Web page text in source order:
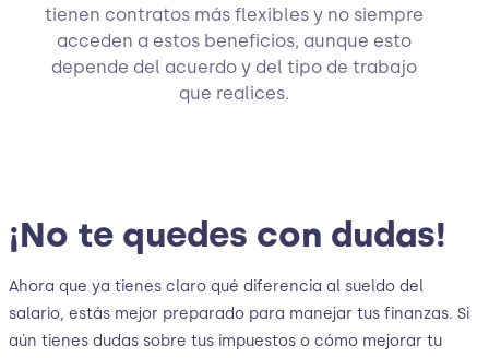
tienen contratos más flexibles y no siempre
acceden a estos beneficios, aunque esto
depende del acuerdo y del tipo de trabajo
que realices.
¡No te quedes con dudas!
Ahora que ya tienes claro qué diferencia al sueldo del
salario, estás mejor preparado para manejar tus finanzas. Si
aún tienes dudas sobre tus impuestos o cómo mejorar tu